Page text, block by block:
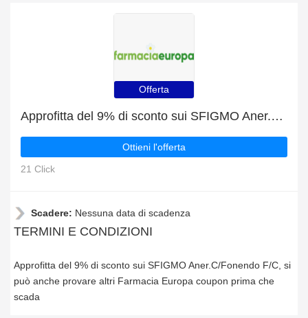
Offerta
Approfitta del 9% di sconto sui SFIGMO Aner.C/Fonendo F/C
Ottieni l'offerta
21 Click
Scadere: Nessuna data di scadenza
TERMINI E CONDIZIONI
Approfitta del 9% di sconto sui SFIGMO Aner.C/Fonendo F/C, si
può anche provare altri Farmacia Europa coupon prima che
scada